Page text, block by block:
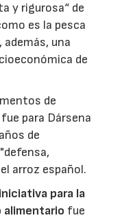
y rigurosa“ de
es la pesca
una
de
de
fue para Dársena
de
arroz español.
iniciativa para la
alimentario fue